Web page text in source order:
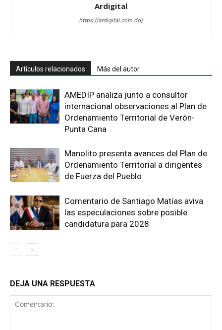
Ardigital
https://ardigital.com.do/
Artículos relacionados Más del autor
AMEDIP analiza junto a consultor
internacional observaciones al Plan de
Ordenamiento Territorial de Verón-
Punta Cana
Manolito presenta avances del Plan de
Ordenamiento Territorial a dirigentes
de Fuerza del Pueblo
Comentario de Santiago Matías aviva
las especulaciones sobre posible
candidatura para 2028
DEJA UNA RESPUESTA